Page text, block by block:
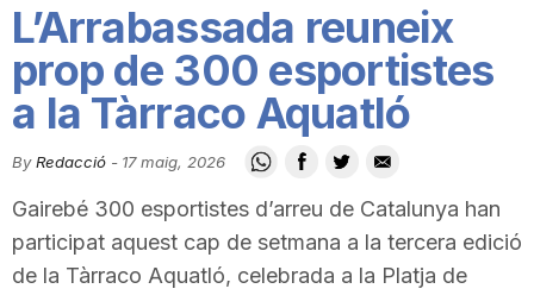
C
i
u
L’Arrabassada reuneix
prop de 300 esportistes
a la Tàrraco Aquatló
By Redacció - 17 maig, 2026
Gairebé 300 esportistes d’arreu de Catalunya han
participat aquest cap de setmana a la tercera edició
de la Tàrraco Aquatló, celebrada a la Platja de